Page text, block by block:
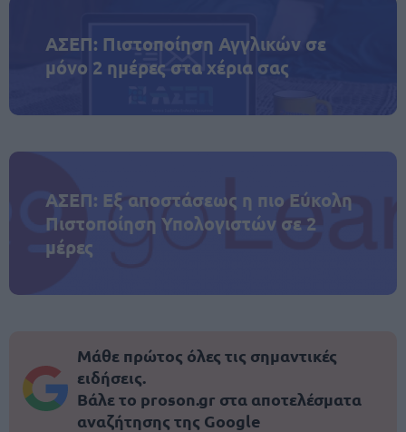
ΑΣΕΠ: Πιστοποίηση Αγγλικών σε
μόνο 2 ημέρες στα χέρια σας
ΑΣΕΠ: Εξ αποστάσεως η πιο Εύκολη
Πιστοποίηση Υπολογιστών σε 2
μέρες
Μάθε πρώτος όλες τις σημαντικές
ειδήσεις.
Βάλε το proson.gr στα αποτελέσματα
αναζήτησης της Google